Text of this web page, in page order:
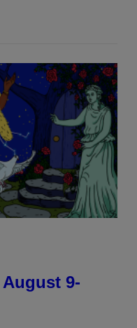
9-